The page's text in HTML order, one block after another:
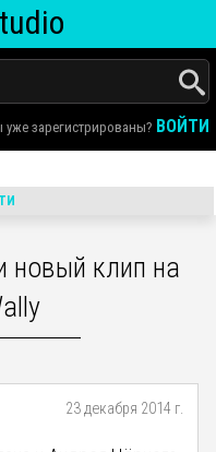
уже зарегистрированы? ВОЙТИ
новый клип на
23 декабря 2014 г.